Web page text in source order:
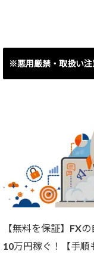
※悪用厳禁・取扱い注
【無料を保証】FX
10万円稼ぐ！【手順